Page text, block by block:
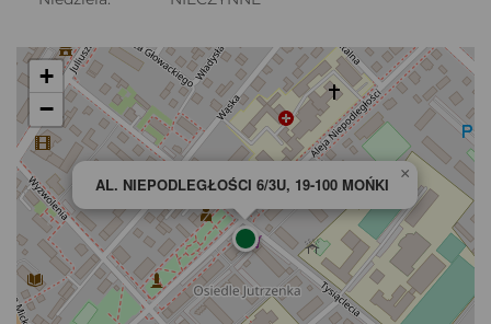
AL. NIEPODLEGŁOŚCI 6/3U, 19-100 MOŃKI
×
+
−